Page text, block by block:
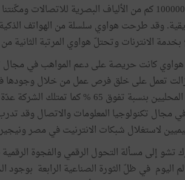
المحمول و100000 كم من الألياف البصرية
وقد طرحت هواوي سلسلة من الهواتف
بخدمة الانترنات وتحتلّ هواوي المرتبة
كانت حريصة على دعم المواهب في مجال
من السكان المحليين بنسبة تفوق
لاستغلال شبكات الانترنيت في مصر ونيجيريا
إلى مسألة التحول الرقمي والفجوة الرقمية
اليوم في ظلّ الثورة الصناعية الرابعة بوجود